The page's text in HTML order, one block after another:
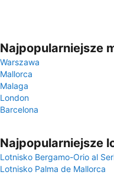
Najpopularniejsze
Warszawa
Mallorca
Malaga
London
Barcelona
Najpopularniejsze
Lotnisko Bergamo-Orio al
Lotnisko Palma de Mallorca